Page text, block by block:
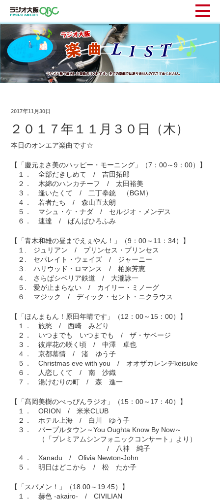
2017年11月30日
２０１７年１１月３０日（木）
本日のオンエア楽曲です☆
【「慶元まさ美のハッピー・モーニング」（7：00～9：00）】
１． 全部だきしめて / 吉田拓郎
２． 木綿のハンカチーフ / 太田裕美
３． 逢いたくて / 二丁拳銃 （BGM）
４． 若者たち / 森山直太朗
５． マシュ・ケ・ナダ / セルジオ・メンデス
６． 速達 / ばんばひろふみ
【「青木和雄の昼までえぇやん！」（9：00～11：34）】
１. ジュリアン / プリンセス・プリンセス
２. セパレイト・ウェイズ / ジャーニー
３. ハリウッド・ロマンス / 柏原芳恵
４. さらばシベリア鉄道 / 大瀧詠一
５. 愛が止まらない / カイリー・ミノーグ
６. マジック / ディック・セント・ニクラウス
【「ほんまもん！原田年晴です」（12：00～15：00）】
１． 旅愁 / 西崎 みどり
２． いつまでも いつまでも / ザ・サベージ
３． 彼岸花の咲く頃 / 中澤 卓也
４． 京都慕情 / 渚 ゆう子
５． Christmas eve with you / オオザカレンヂkeisuke
６． 人恋しくて / 南 沙織
７． 湯けむりの町 / 森 進一
【「髙岡美樹のべっぴんラジオ」（15：00～17：40）】
１． ORION / 米米CLUB
２． ホテル上海 / 白川 ゆう子
３． パープルタウン～You Oughta Know By Now～
（「プレミアムシンフォニックコンサート」より）
/ 八神 純子
４． Xanadu / Olivia Newton-John
５． 明日はどこから / 松 たか子
【「スパメン！」（18:00～19:45）】
１． 赫色 -akairo- / CIVILIAN